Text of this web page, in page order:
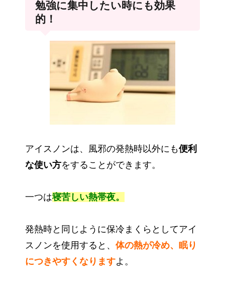
勉強に集中したい時にも効果
的！
アイスノンは、風邪の発熱時以外にも便利
な使い方をすることができます。
一つは寝苦しい熱帯夜。
発熱時と同じように保冷まくらとしてアイ
スノンを使用すると、 体の熱が冷め、眠り
につきやすくなりますよ。